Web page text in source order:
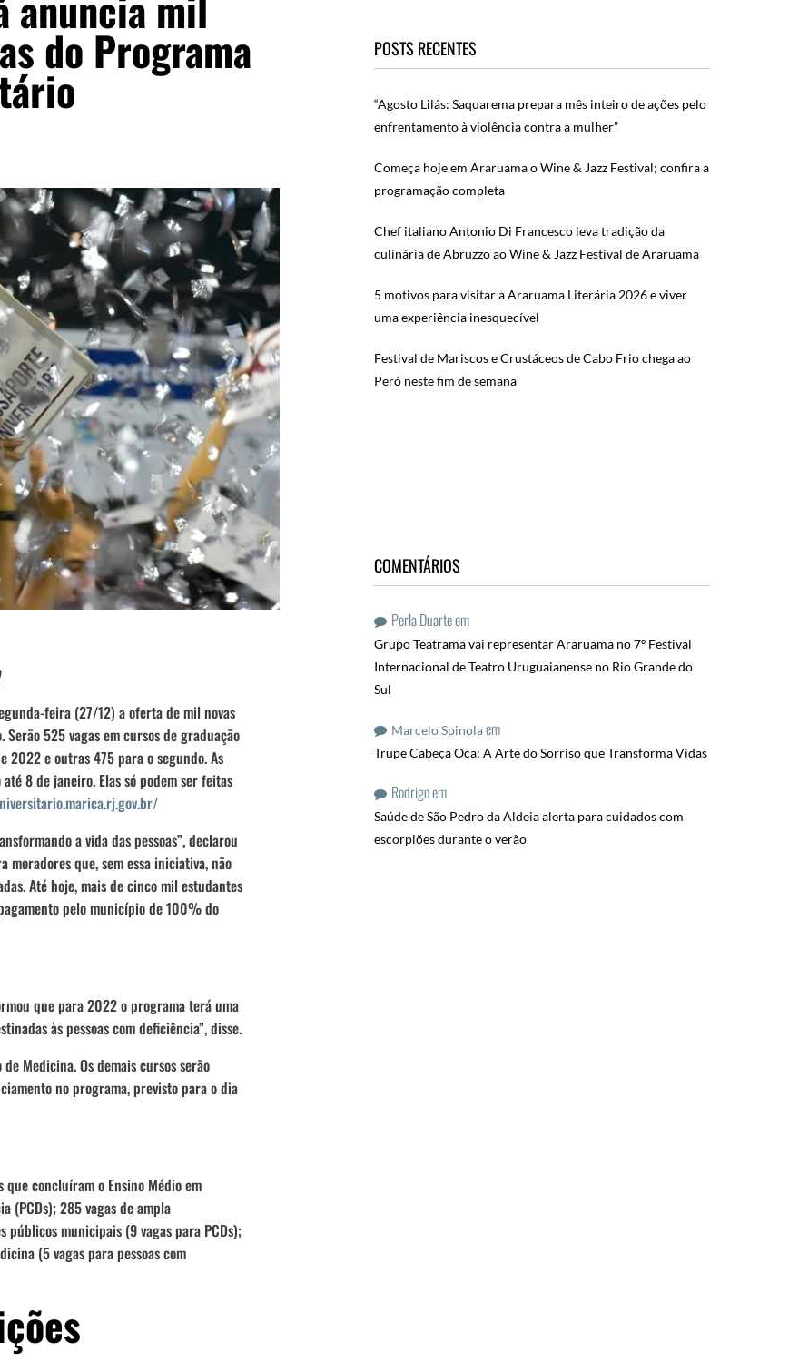
do Programa
feira (27/12) a oferta de mil novas
525 vagas em cursos de graduação
2022 e outras 475 para o segundo. As
8 de janeiro. Elas só podem ser feitas
a vida das pessoas”, declarou
que, sem essa iniciativa, não
Até hoje, mais de cinco mil estudantes
pelo município de 100% do
que para 2022 o programa terá uma
às pessoas com deficiência”, disse.
Medicina. Os demais cursos serão
no programa, previsto para o dia
que concluíram o Ensino Médio em
(PCDs); 285 vagas de ampla
públicos municipais (9 vagas para PCDs);
(5 vagas para pessoas com
POSTS RECENTES
“Agosto Lilás: Saquarema prepara mês inteiro de ações pelo
enfrentamento à violência contra a mulher”
Começa hoje em Araruama o Wine & Jazz Festival; confira a
programação completa
Chef italiano Antonio Di Francesco leva tradição da
culinária de Abruzzo ao Wine & Jazz Festival de Araruama
5 motivos para visitar a Araruama Literária 2026 e viver
uma experiência inesquecível
Festival de Mariscos e Crustáceos de Cabo Frio chega ao
Peró neste fim de semana
COMENTÁRIOS
Perla Duarteem
Grupo Teatrama vai representar Araruama no 7º Festival
Internacional de Teatro Uruguaianense no Rio Grande do
Sul
Marcelo Spinolaem
Trupe Cabeça Oca: A Arte do Sorriso que Transforma Vidas
Rodrigoem
Saúde de São Pedro da Aldeia alerta para cuidados com
escorpiões durante o verão